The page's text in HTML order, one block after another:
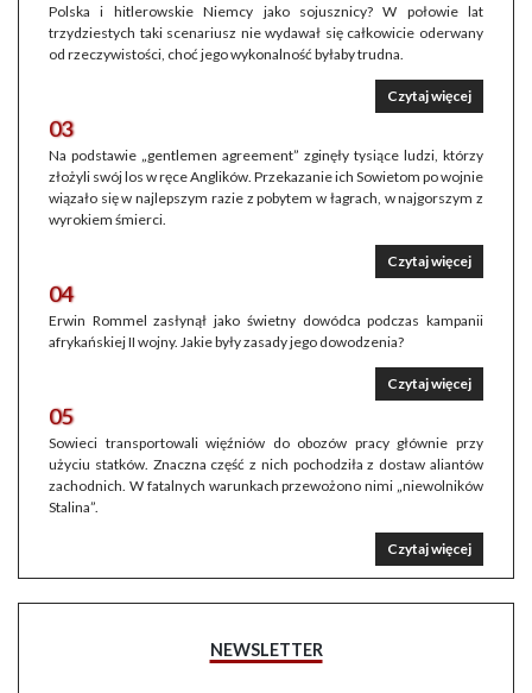
Polska i hitlerowskie Niemcy jako sojusznicy? W połowie lat
trzydziestych taki scenariusz nie wydawał się całkowicie oderwany
od rzeczywistości, choć jego wykonalność byłaby trudna.
Czytaj więcej
03
Na podstawie „gentlemen agreement” zginęły tysiące ludzi, którzy
złożyli swój los w ręce Anglików. Przekazanie ich Sowietom po wojnie
wiązało się w najlepszym razie z pobytem w łagrach, w najgorszym z
wyrokiem śmierci.
Czytaj więcej
04
Erwin Rommel zasłynął jako świetny dowódca podczas kampanii
afrykańskiej II wojny. Jakie były zasady jego dowodzenia?
Czytaj więcej
05
Sowieci transportowali więźniów do obozów pracy głównie przy
użyciu statków. Znaczna część z nich pochodziła z dostaw aliantów
zachodnich. W fatalnych warunkach przewożono nimi „niewolników
Stalina”.
Czytaj więcej
NEWSLETTER